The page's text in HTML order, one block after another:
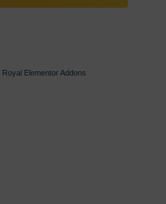
Royal Elementor Addons